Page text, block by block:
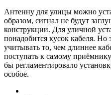
Антенну для улицы можно
образом, сигнал не будут
конструкции. Для уличной
понадобится кусок кабеля. Но
учитывать то, чем длиннее
поступать к самому
бы регламентировало
особое.